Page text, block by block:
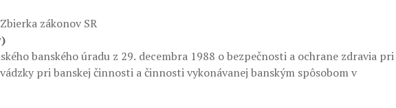
– Zbierka zákonov SR
banského úradu z 29. decembra 1988 o bezpečnosti a ochrane zdravia pri
pri banskej činnosti a činnosti vykonávanej banským spôsobom v